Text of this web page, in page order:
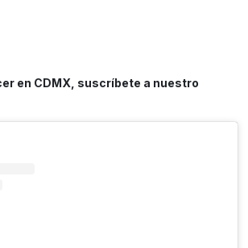
en CDMX, suscríbete a nuestro